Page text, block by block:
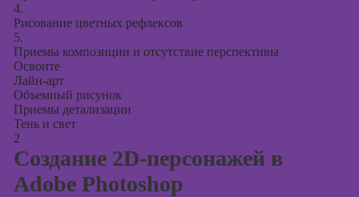
4.
Рисование цветных рефлексов
5.
Приемы композиции и отсутствие перспективы
Освоите
Лайн-арт
Объемный рисунок
Приемы детализации
Тень и свет
2
Создание 2D-персонажей в
Adobe Photoshop